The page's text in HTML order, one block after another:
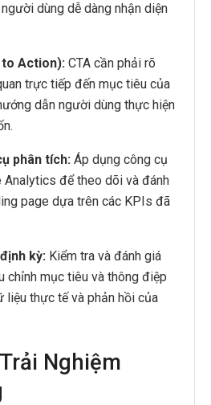
dùng dễ dàng nhận diện
to Action): CTA cần phải rõ
trực tiếp đến mục tiêu của
dẫn người dùng thực hiện
phân tích: Áp dụng công cụ
Analytics để theo dõi và đánh
page dựa trên các KPIs đã
kỳ: Kiểm tra và đánh giá
chỉnh mục tiêu và thông điệp
liệu thực tế và phản hồi của
Nghiệm